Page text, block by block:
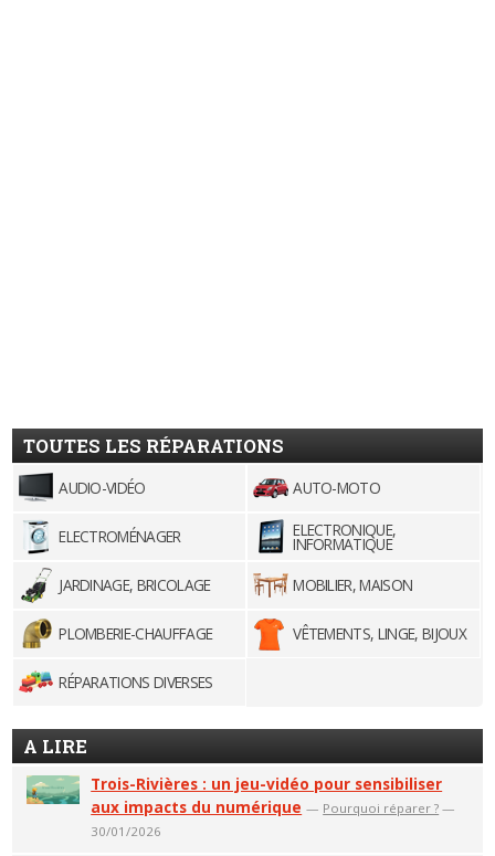
TOUTES LES RÉPARATIONS
AUDIO-VIDÉO AUTO-MOTO
ELECTROMÉNAGER ELECTRONIQUE,
INFORMATIQUE
JARDINAGE, BRICOLAGE
MOBILIER, MAISON
PLOMBERIE-CHAUFFAGE VÊTEMENTS, LINGE, BIJOUX
RÉPARATIONS DIVERSES
A LIRE
Trois-Rivières : un jeu-vidéo pour sensibiliser
aux impacts du numérique — Pourquoi réparer ? —
30/01/2026